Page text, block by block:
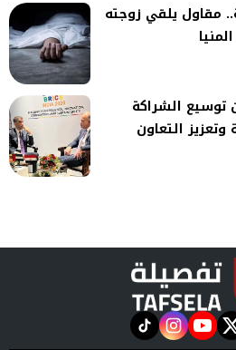
مقاول يلقي زوجته
توسيع الشراكة
وتعزيز التعاون
twitter
youtube
instagram
tiktok